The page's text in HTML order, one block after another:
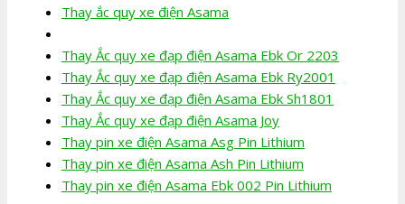
Thay ắc quy xe điện Asama
Thay Ắc quy xe đạp điện Asama Ebk Or 2203
Thay Ắc quy xe đạp điện Asama Ebk Ry2001
Thay Ắc quy xe đạp điện Asama Ebk Sh1801
Thay Ắc quy xe đạp điện Asama Joy
Thay pin xe điện Asama Asg Pin Lithium
Thay pin xe điện Asama Ash Pin Lithium
Thay pin xe điện Asama Ebk 002 Pin Lithium